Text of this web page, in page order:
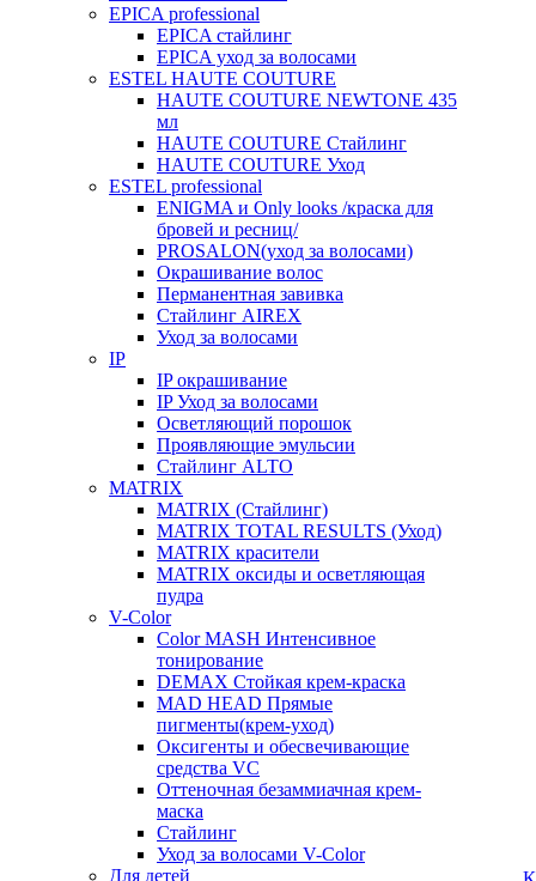
EPICA professional
EPICA стайлинг
EPICA уход за волосами
ESTEL HAUTE COUTURE
HAUTE COUTURE NEWTONE 435
мл
HAUTE COUTURE Стайлинг
HAUTE COUTURE Уход
ESTEL professional
ENIGMA и Only looks /краска для
бровей и ресниц/
PROSALON(уход за волосами)
Окрашивание волос
Перманентная завивка
Стайлинг AIREX
Уход за волосами
IP
IP окрашивание
IP Уход за волосами
Осветляющий порошок
Проявляющие эмульсии
Стайлинг ALTO
MATRIX
MATRIX (Стайлинг)
MATRIX TOTAL RESULTS (Уход)
MATRIX красители
MATRIX оксиды и осветляющая
пудра
V-Color
Color MASH Интенсивное
тонирование
DEMAX Стойкая крем-краска
MAD HEAD Прямые
пигменты(крем-уход)
Оксигенты и обесвечивающие
средства VC
Оттеночная безаммиачная крем-
маска
Стайлинг
Уход за волосами V-Color
Для детей